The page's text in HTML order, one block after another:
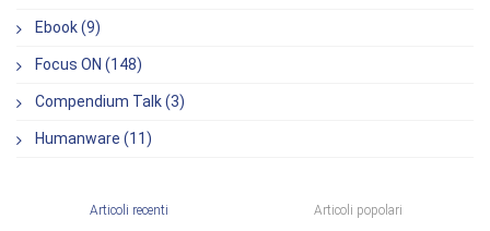
Ebook (9)
Focus ON (148)
Compendium Talk (3)
Humanware (11)
Articoli recenti Articoli popolari